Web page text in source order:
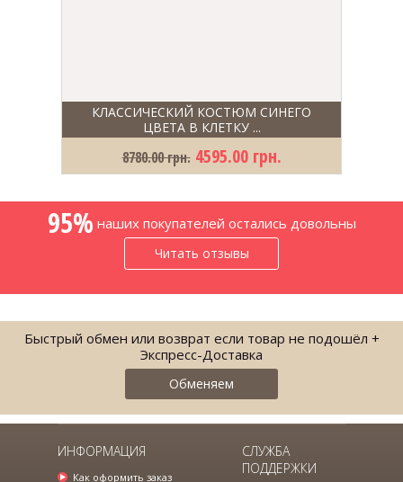
КЛАССИЧЕСКИЙ КОСТЮМ СИНЕГО
ЦВЕТА В КЛЕТКУ ...
8780.00 грн. 4595.00 грн.
МУЖСКАЯ РУБАШКА ТЕМНО-
95% наших покупателей остались довольны
Читать отзывы
Быстрый обмен или возврат если товар не подошёл +
Экспресс-Доставка
Обменяем
ИНФОРМАЦИЯ
Как оформить заказ
СЛУЖБА
ПОДДЕРЖКИ